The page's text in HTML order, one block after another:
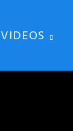
VIDEOS